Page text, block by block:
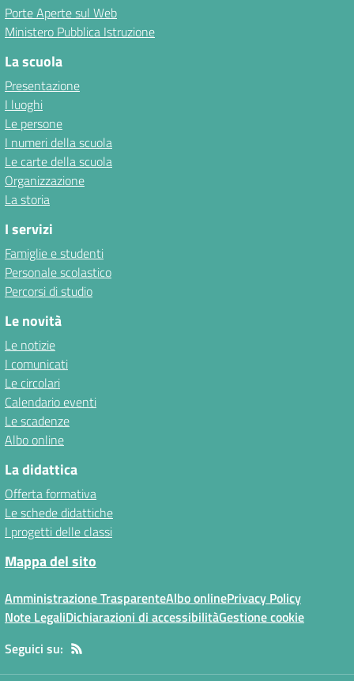
Porte Aperte sul Web
Ministero Pubblica Istruzione
La scuola
Presentazione
I luoghi
Le persone
I numeri della scuola
Le carte della scuola
Organizzazione
La storia
I servizi
Famiglie e studenti
Personale scolastico
Percorsi di studio
Le novità
Le notizie
I comunicati
Le circolari
Calendario eventi
Le scadenze
Albo online
La didattica
Offerta formativa
Le schede didattiche
I progetti delle classi
Mappa del sito
Amministrazione TrasparenteAlbo onlinePrivacy Policy
Note LegaliDichiarazioni di accessibilitàGestione cookie
Seguici su: